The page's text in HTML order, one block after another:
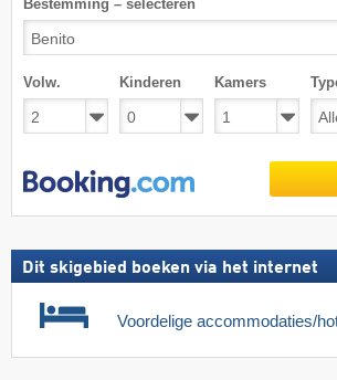
Bestemming – selecteren
Volw. Kinderen Kamers
Dit skigebied boeken via het internet
Voordelige accommodaties/